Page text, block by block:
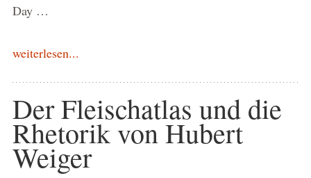
Day …
weiterlesen...
Der Fleischatlas und die
Rhetorik von Hubert
Weiger